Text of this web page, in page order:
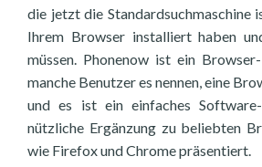
die jetzt die Standardsuchmaschine
Ihrem Browser installiert haben
müssen. Phonenow ist ein
manche Benutzer es nennen, eine
und es ist ein einfaches
nützliche Ergänzung zu beliebten
wie Firefox und Chrome präsentiert.